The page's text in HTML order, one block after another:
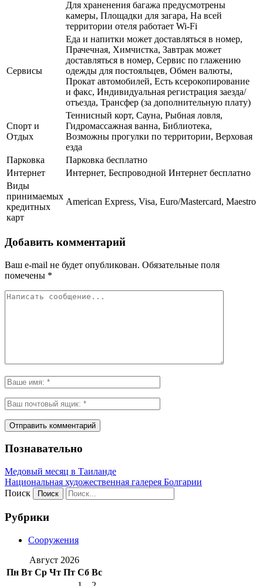
Для храненения багажа предусмотрены
камеры, Площадки для загара, На всей
территории отеля работает Wi-Fi
Сервисы
Еда и напитки может доставляться в номер,
Прачечная, Химчистка, Завтрак может
доставляться в номер, Сервис по глажению
одежды для постояльцев, Обмен валюты,
Прокат автомобилей, Есть ксерокопирование
и факс, Индивидуальная регистрация заезда/
отъезда, Трансфер (за дополнительную плату)
Спорт и
Отдых
Теннисный корт, Сауна, Рыбная ловля,
Гидромассажная ванна, Библиотека,
Возможны прогулки по территории, Верховая
езда
Парковка
Парковка бесплатно
Интернет
Интернет, Беспроводной Интернет бесплатно
Виды
принимаемых
кредитных
карт
American Express, Visa, Euro/Mastercard, Maestro
Добавить комментарий
Ваш e-mail не будет опубликован. Обязательные поля
помечены *
Познавательно
Медовый месяц в Таиланде
Национальная художественная галерея Болгарии
Поиск
Рубрики
Сооружения
Август 2026
Пн Вт Ср Чт Пт Сб Вс